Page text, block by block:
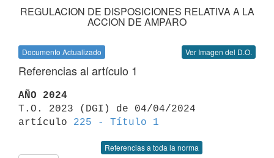
REGULACION DE DISPOSICIONES RELATIVA A LA
ACCION DE AMPARO
Documento Actualizado Ver Imagen del D.O.
Referencias al artículo 1
AÑO 2024
T.O. 2023 (DGI) de 04/04/2024
artículo 225 - Título 1
Referencias a toda la norma